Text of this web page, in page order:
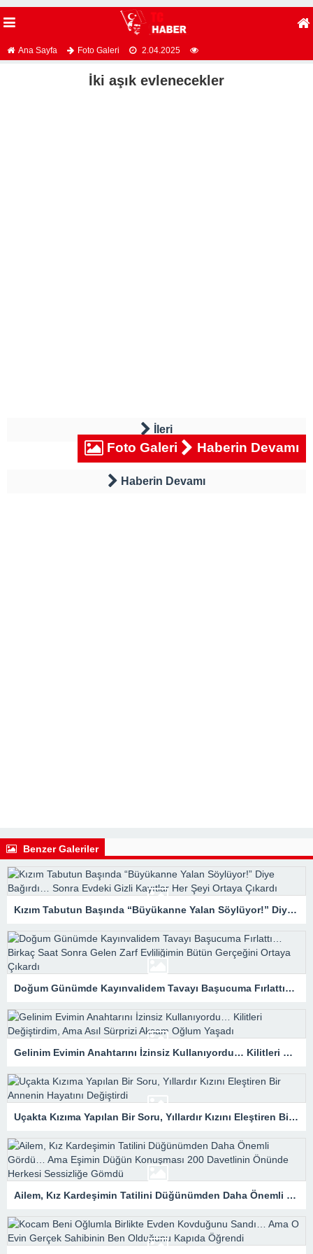
Ana Sayfa Foto Galeri 2.04.2025
İki aşık evlenecekler
İleri
Foto Galeri Haberin Devamı
Haberin Devamı
Benzer Galeriler
Kızım Tabutun Başında “Büyükanne Yalan Söylüyor!” Diye Bağırdı… Sonra Evdeki Gizli Kayıtlar Her Şeyi Ortaya Çıkardı
Doğum Günümde Kayınvalidem Tavayı Başucuma Fırlattı… Birkaç Saat Sonra Gelen Zarf Evliliğimin Bütün Gerçeğini Ortaya Çıkardı
Gelinim Evimin Anahtarını İzinsiz Kullanıyordu… Kilitleri Değiştirdim, Ama Asıl Sürprizi Akşam Oğlum Yaşadı
Uçakta Kızıma Yapılan Bir Soru, Yıllardır Kızını Eleştiren Bir Annenin Hayatını Değiştirdi
Ailem, Kız Kardeşimin Tatilini Düğünümden Daha Önemli Gördü… Ama Eşimin Düğün Konuşması 200 Davetlinin Önünde Herkesi Sessizliğe Gömdü